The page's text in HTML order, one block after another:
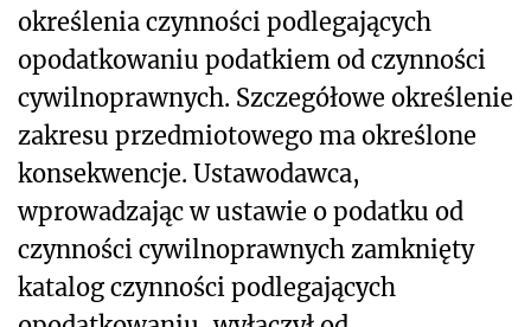
określenia czynności podlegających
opodatkowaniu podatkiem od czynności
cywilnoprawnych. Szczegółowe określenie
zakresu przedmiotowego ma określone
konsekwencje. Ustawodawca,
wprowadzając w ustawie o podatku od
czynności cywilnoprawnych zamknięty
katalog czynności podlegających